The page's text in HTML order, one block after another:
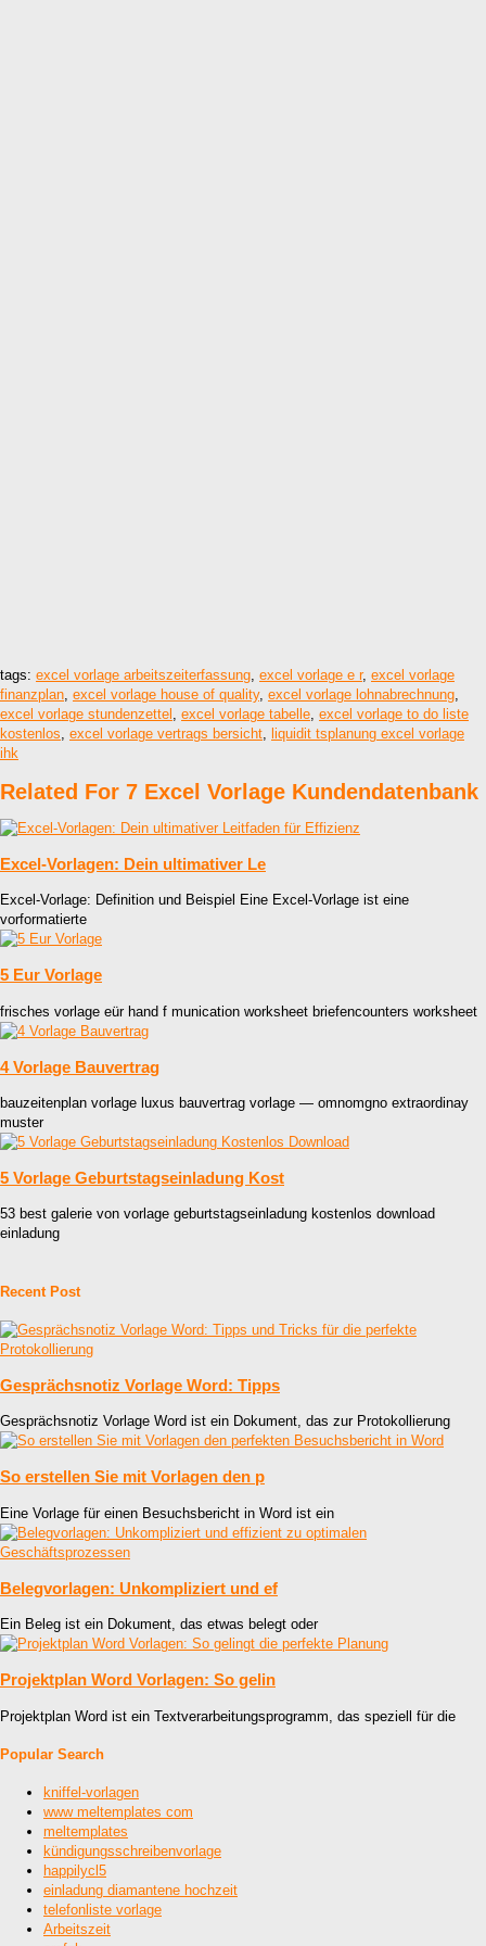
tags: excel vorlage arbeitszeiterfassung, excel vorlage e r, excel vorlage
finanzplan, excel vorlage house of quality, excel vorlage lohnabrechnung,
excel vorlage stundenzettel , excel vorlage tabelle, excel vorlage to do liste
kostenlos, excel vorlage vertrags bersicht, liquidit tsplanung excel vorlage
ihk
Related For 7 Excel Vorlage Kundendatenbank
Excel-Vorlagen: Dein ultimativer Le
Excel-Vorlage: Definition und Beispiel Eine Excel-Vorlage ist eine
vorformatierte
5 Eur Vorlage
frisches vorlage eür hand f munication worksheet briefencounters worksheet
4 Vorlage Bauvertrag
bauzeitenplan vorlage luxus bauvertrag vorlage — omnomgno extraordinay
muster
5 Vorlage Geburtstagseinladung Kost
53 best galerie von vorlage geburtstagseinladung kostenlos download
einladung
Recent Post
Gesprächsnotiz Vorlage Word: Tipps
Gesprächsnotiz Vorlage Word ist ein Dokument, das zur Protokollierung
So erstellen Sie mit Vorlagen den p
Eine Vorlage für einen Besuchsbericht in Word ist ein
Belegvorlagen: Unkompliziert und ef
Ein Beleg ist ein Dokument, das etwas belegt oder
Projektplan Word Vorlagen: So gelin
Projektplan Word ist ein Textverarbeitungsprogramm, das speziell für die
Popular Search
kniffel-vorlagen
www meltemplates com
meltemplates
kündigungsschreibenvorlage
happilycl5
einladung diamantene hochzeit
telefonliste vorlage
Arbeitszeit